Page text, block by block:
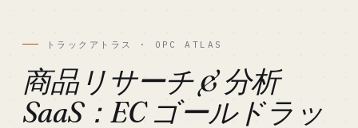
トラックアトラス · OPC ATLAS
商品リサーチ & 分析
SaaS：EC ゴールドラッ